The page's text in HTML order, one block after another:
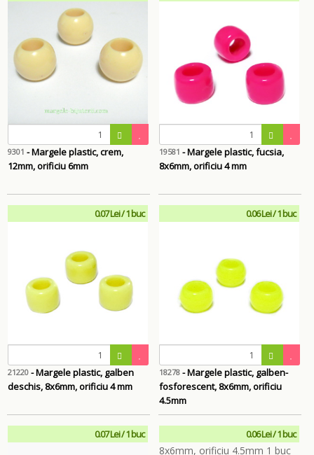
9301 - Margele plastic, crem,
12mm, orificiu 6mm
19581 - Margele plastic, fucsia,
8x6mm, orificiu 4 mm
0.07 Lei / 1 buc
21220 - Margele plastic, galben
deschis, 8x6mm, orificiu 4 mm
0.06 Lei / 1 buc
18278- Margele plastic, galben-
fosforescent, 8x6mm, orificiu
4.5mm
0.07 Lei / 1 buc 0.06 Lei / 1 buc